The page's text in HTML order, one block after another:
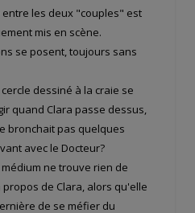
entre les deux "couples" est
mis en scène.
se posent, toujours sans
dessiné à la craie se
quand Clara passe dessus,
bronchait pas quelques
avec le Docteur?
ne trouve rien de
propos de Clara, alors qu'elle
de se méfier du